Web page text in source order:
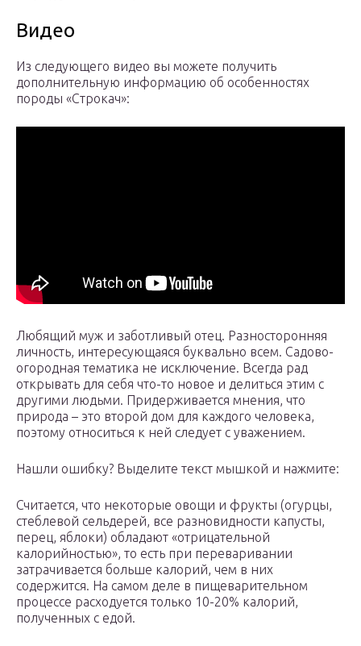
Видео
Из следующего видео вы можете получить
дополнительную информацию об особенностях
породы «Строкач»:
Любящий муж и заботливый отец. Разносторонняя
личность, интересующаяся буквально всем. Садово-
огородная тематика не исключение. Всегда рад
открывать для себя что-то новое и делиться этим с
другими людьми. Придерживается мнения, что
природа – это второй дом для каждого человека,
поэтому относиться к ней следует с уважением.
Нашли ошибку? Выделите текст мышкой и нажмите:
Считается, что некоторые овощи и фрукты (огурцы,
стеблевой сельдерей, все разновидности капусты,
перец, яблоки) обладают «отрицательной
калорийностью», то есть при переваривании
затрачивается больше калорий, чем в них
содержится. На самом деле в пищеварительном
процессе расходуется только 10-20% калорий,
полученных с едой.